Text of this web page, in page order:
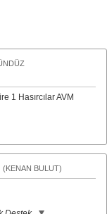
1 Hasırcılar AVM
(KENAN BULUT)